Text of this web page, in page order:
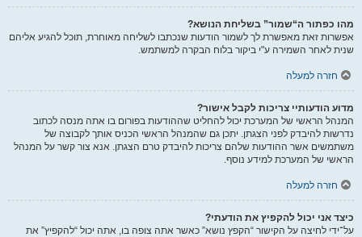
מהו כפתור ה“שמור” בשליחת הנושא?
אפשרות זאת מאפשרת לך לשמור הודעות שנכתבו לשליחה מאוחרת, תוכל להגיע אליהם
שנית לאחר השמירה ע"י ביקור בלוח הבקרה למשתמש.
חזרה למעלה
מדוע הודעותיי צריכות לקבל אישור?
המנהל הראשי של המערכת יכול להחליט שההודעות בפורום בו אתה מנסה לכתוב
נדרשות להיבדק לפני הצגתן. יתכן גם שהמנהל הראשי הכניס אותך לקבוצה של
משתמשים אשר ההודעות שלהם צריכות להיבדק טרם הצגתן. אנא צור קשר על המנהל
הראשי של המערכת למידע נוסף.
חזרה למעלה
כיצד אני יכול להקפיץ את הודעתי?
על־ידי לחיצה על הקישור “הקפץ נושא” כאשר אתה צופה בו, אתה יכול “להקפיץ” את